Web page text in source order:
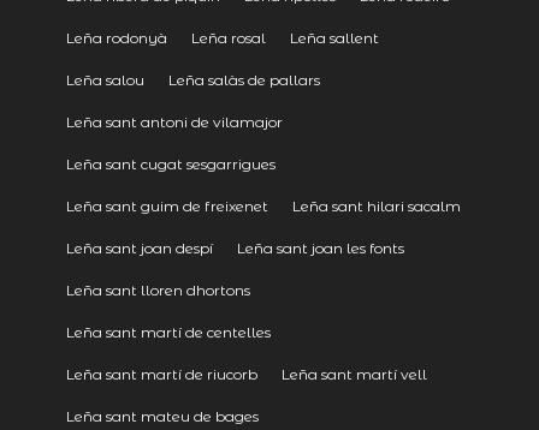
Leña rodonyà Leña rosal Leña sallent
Leña salou Leña salàs de pallars
Leña sant antoni de vilamajor
Leña sant cugat sesgarrigues
Leña sant guim de freixenet Leña sant hilari sacalm
Leña sant joan despí Leña sant joan les fonts
Leña sant lloren dhortons
Leña sant martí de centelles
Leña sant martí de riucorb Leña sant martí vell
Leña sant mateu de bages